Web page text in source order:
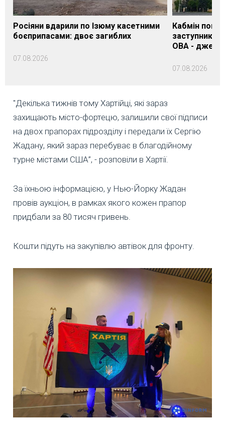
Росіяни вдарили по Ізюму касетними
боєприпасами: двоє загиблих
07.08.2026
Кабмін
заступника
ОВА -
07.08.2026
"Декілька тижнів тому Хартійці, які зараз
захищають місто-фортецю, залишили свої підписи
на двох прапорах підрозділу і передали їх Сергію
Жадану, який зараз перебуває в благодійному
турне містами США”, - розповіли в Хартії.
За їхньою інформацією, у Нью-Йорку Жадан
провів аукціон, в рамках якого кожен прапор
придбали за 80 тисяч гривень.
Кошти підуть на закупівлю автівок для фронту.